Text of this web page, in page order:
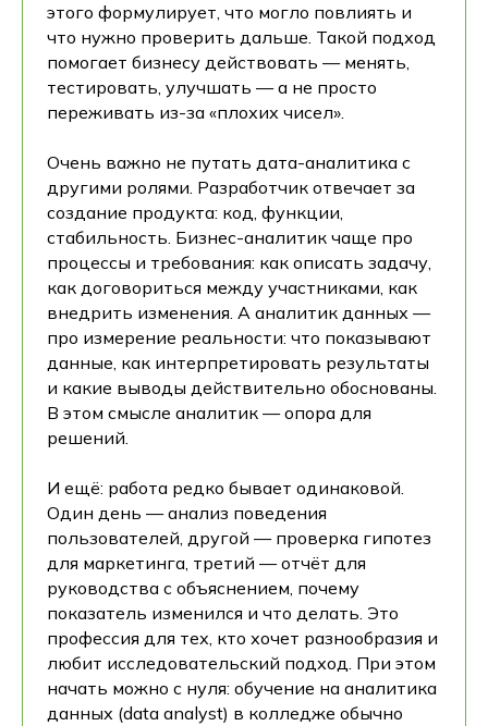
этого формулирует, что могло повлиять и
что нужно проверить дальше. Такой подход
помогает бизнесу действовать — менять,
тестировать, улучшать — а не просто
переживать из-за «плохих чисел».
Очень важно не путать дата-аналитика с
другими ролями. Разработчик отвечает за
создание продукта: код, функции,
стабильность. Бизнес-аналитик чаще про
процессы и требования: как описать задачу,
как договориться между участниками, как
внедрить изменения. А аналитик данных —
про измерение реальности: что показывают
данные, как интерпретировать результаты
и какие выводы действительно обоснованы.
В этом смысле аналитик — опора для
решений.
И ещё: работа редко бывает одинаковой.
Один день — анализ поведения
пользователей, другой — проверка гипотез
для маркетинга, третий — отчёт для
руководства с объяснением, почему
показатель изменился и что делать. Это
профессия для тех, кто хочет разнообразия и
любит исследовательский подход. При этом
начать можно с нуля: обучение на аналитика
данных (data analyst) в колледже обычно